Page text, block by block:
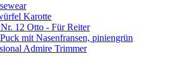
Karotte
12 Otto - Für Reiter
mit Nasenfransen, piniengrün
Admire Trimmer